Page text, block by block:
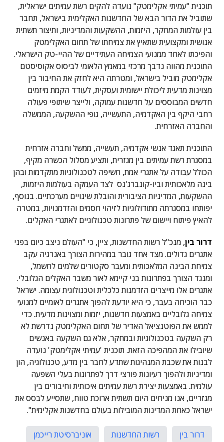
תוכנית "עמיתי אקלימטק" נועדה להקים רשת עמיתים ישראלית,
שתוביל את הדור הבא של החדשנות האקלימית בישראל, תחבר
בין עולמות המחקר, היזמות, ההשקעות והמדיניות, ותיצור תשתית
אנושית ומקצועית שתאיץ את צמיחתו של תחום האקלימטק
והפיכתו לאחד ממנועי הצמיחה העתידיים של ההיי-טק הישראלי.
התוכנית מהווה נדבך מרכזי במאמץ הלאומי לביסוס אקוסיסטם
אקלימטק מוביל בישראל, ומטרתה היא לחזק את החיבור בין
מצוינות מדעית ליכולת יישומית ועסקית, לעודד הקמת מיזמים
חדשים המבוססים על חדשנות עמוקה, ולייצר שיתופי פעולה
רחבי היקף בין האקדמיה, התעשייה, גופי ההשקעה, הממשלה
והחברה האזרחית.
התוכנית תאגד אנשי אקדמיה, תעשייה, ממשל וחברה אזרחית
במסגרת רשת עמיתים בין מגזרית, ותציע מסלול הכשרה מקיף,
הכולל עבודה על אתגרי אמת, חשיפה לטכנולוגיות מתקדמות ובהן
בינה מלאכותית וביו-קונברג'נס לצד העמקה בעולמות היזמות,
ההשקעות, המדיניות הציבורית והובלת שינויים מערכתיים. בנוסף,
יפותחו במסגרתה מתודולוגיות לזיהוי חסמים והזדמנויות, במטרה
להאיץ פיתוח ויישום של פתרונות טכנולוגיים לאתגרי האקלים.
דרור בין, מנכ"ל רשות החדשנות, ציין, כי "העולם ניצב כיום בפני
אתגרים גדולים. מצד אחד גובר במהירות הצורך באנרגיה עקב
צמיחת הבינה המלאכותית ומעבר סקטורים שלמים לחשמל,
ומנגד הצורך בפתרונות בני קיימא לאור משבר האקלים הגלובלי.
אתגרים אלו מייצרים הזדמנות כלכלית וטכנולוגית עצומה. ישראל
כבר הוכיחה בעבר, כי היא יודעת להפוך אתגרים לאומיים למנועי
צמיחה גלובליים באמצעות חדשנות, יזמות ומצוינות מדעית. כדי
לממש את הפוטנציאל האדיר של תחום האקלימטק נדרשת לא
רק השקעה בטכנולוגיות ובמחקר, אלא גם השקעה באנשים
שיובילו את המהפיכה הזאת. תוכנית 'עמיתי אקלימטק' נועדה
לבנות את שכבת המנהיגות שתדע לחבר בין מדע, טכנולוגיה, הון
ומדיניות ולהפוך רעיונות פורצי דרך לפתרונות בעלי השפעה
עולמית. באמצעות יצירת רשת עמיתים איכותית וחיבורים בין
מגזריים, אנו מניחים היום תשתית ארוכת טווח, שתסייע לבסס את
ישראל כאחת המדינות המובילות בעולם בחדשנות אקלימית".
דרור בין רשות החדשנות
אוניברסיטת רייכמן